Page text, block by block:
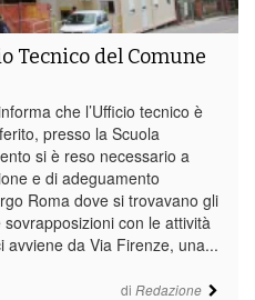
di Redazione
Tecnico del Comune
che l’Ufficio tecnico è
presso la Scuola
si è reso necessario a
e di adeguamento
Roma dove si trovavano gli
con le attività
avviene da Via Firenze, una...